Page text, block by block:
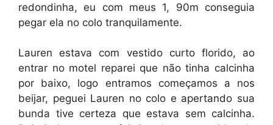
redondinha, eu com meus 1, 90m conseguia
pegar ela no colo tranquilamente.
Lauren estava com vestido curto florido, ao
entrar no motel reparei que não tinha calcinha
por baixo, logo entramos começamos a nos
beijar, peguei Lauren no colo e apertando sua
bunda tive certeza que estava sem calcinha.